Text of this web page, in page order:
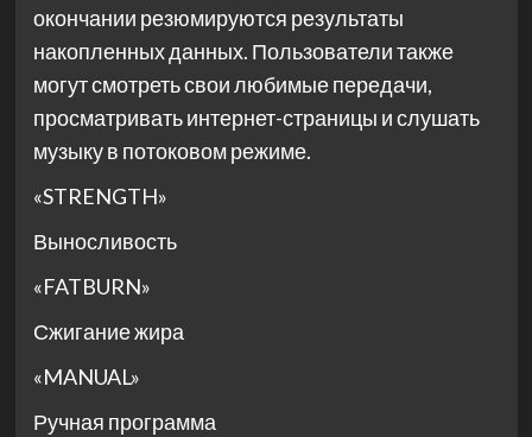
окончании резюмируются результаты
накопленных данных. Пользователи также
могут смотреть свои любимые передачи,
просматривать интернет-страницы и слушать
музыку в потоковом режиме.
«STRENGTH»
Выносливость
«FATBURN»
Сжигание жира
«MANUAL»
Ручная программа